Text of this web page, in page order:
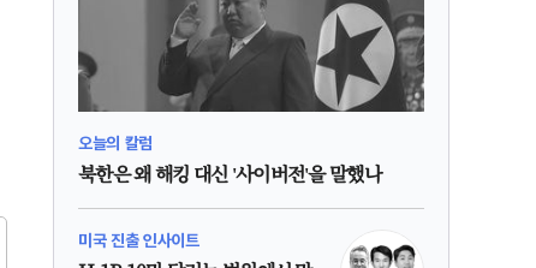
오늘의 칼럼
북한은 왜 해킹 대신 '사이버전'을 말했나
미국 진출 인사이트